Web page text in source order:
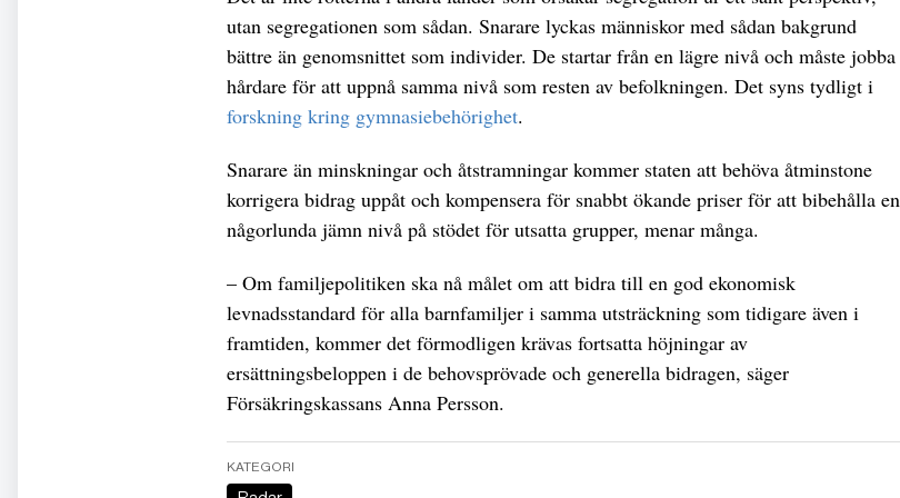
utan segregationen som sådan. Snarare lyckas människor med sådan bakgrund
bättre än genomsnittet som individer. De startar från en lägre nivå och måste jobba
hårdare för att uppnå samma nivå som resten av befolkningen. Det syns tydligt i
forskning kring gymnasiebehörighet.
Snarare än minskningar och åtstramningar kommer staten att behöva åtminstone
korrigera bidrag uppåt och kompensera för snabbt ökande priser för att bibehålla en
någorlunda jämn nivå på stödet för utsatta grupper, menar många.
– Om familjepolitiken ska nå målet om att bidra till en god ekonomisk
levnadsstandard för alla barnfamiljer i samma utsträckning som tidigare även i
framtiden, kommer det förmodligen krävas fortsatta höjningar av
ersättningsbeloppen i de behovsprövade och generella bidragen, säger
Försäkringskassans Anna Persson.
KATEGORI